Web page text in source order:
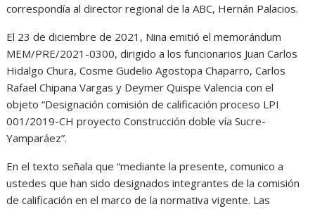
correspondía al director regional de la ABC, Hernán Palacios.
El 23 de diciembre de 2021, Nina emitió el memorándum
MEM/PRE/2021-0300, dirigido a los funcionarios Juan Carlos
Hidalgo Chura, Cosme Gudelio Agostopa Chaparro, Carlos
Rafael Chipana Vargas y Deymer Quispe Valencia con el
objeto “Designación comisión de calificación proceso LPI
001/2019-CH proyecto Construcción doble vía Sucre-
Yamparáez”.
En el texto señala que “mediante la presente, comunico a
ustedes que han sido designados integrantes de la comisión
de calificación en el marco de la normativa vigente. Las